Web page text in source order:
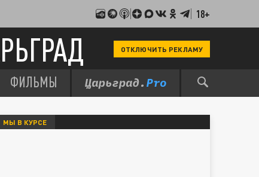
18+
ОТКЛЮЧИТЬ РЕКЛАМУ
ФИЛЬМЫ
МЫ В КУРСЕ